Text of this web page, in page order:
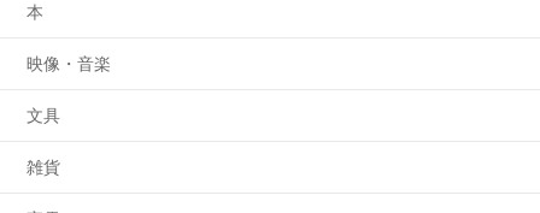
本
映像・音楽
文具
雑貨